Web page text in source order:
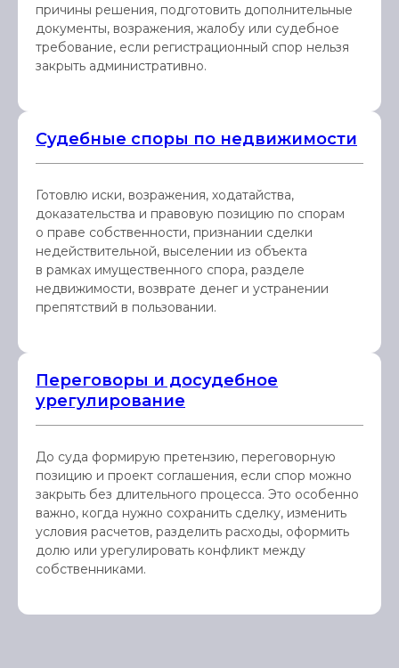
причины решения, подготовить дополнительные
документы, возражения, жалобу или судебное
требование, если регистрационный спор нельзя
закрыть административно.
Судебные споры по недвижимости
Готовлю иски, возражения, ходатайства,
доказательства и правовую позицию по спорам
о праве собственности, признании сделки
недействительной, выселении из объекта
в рамках имущественного спора, разделе
недвижимости, возврате денег и устранении
препятствий в пользовании.
Переговоры и досудебное
урегулирование
До суда формирую претензию, переговорную
позицию и проект соглашения, если спор можно
закрыть без длительного процесса. Это особенно
важно, когда нужно сохранить сделку, изменить
условия расчетов, разделить расходы, оформить
долю или урегулировать конфликт между
собственниками.